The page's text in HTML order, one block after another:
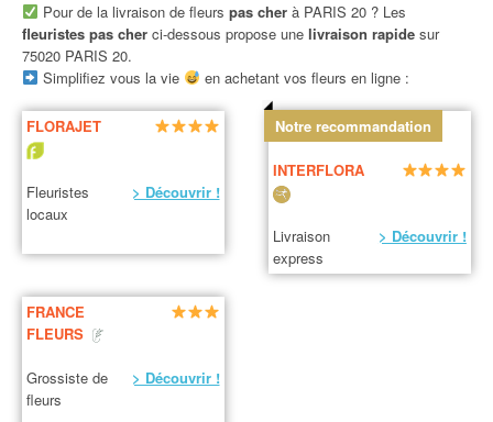
Pour de la livraison de fleurs pas cherà PARIS 20 ? Les
fleuristes pas cher ci-dessous propose une livraison rapide sur
75020 PARIS 20.
Simplifiez vous la vie
en achetant vos fleurs en ligne :
FLORAJET
Fleuristes
locaux
> Découvrir !
Notre recommandation
INTERFLORA
Livraison
express
> Découvrir !
FRANCE
FLEURS
Grossiste de
fleurs
> Découvrir !